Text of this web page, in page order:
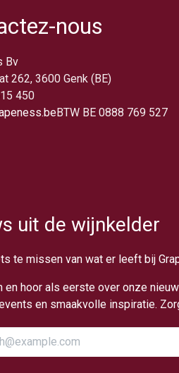
nous
Bv
262, 3600 Genk (BE)
450
BTW BE 0888 769 527
uit de wijnkelder
te missen van wat er leeft bij
en hoor als eerste over onze
en smaakvolle inspiratie.